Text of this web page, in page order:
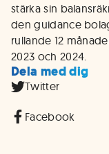
stärka sin
den guidance
rullande 12
2023 och 2024.
Dela med dig
Twitter
Facebook